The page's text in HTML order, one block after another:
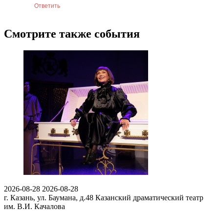
Ответить
Смотрите также события
2026-08-28 2026-08-28
г. Казань, ул. Баумана, д.48 Казанский драматический театр
им. В.И. Качалова